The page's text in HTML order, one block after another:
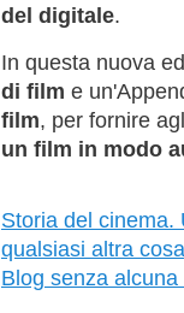
del digitale.
In questa nuova
di film e
film, per fornire
un film in modo
Storia del cinema.
qualsiasi altra
Blog senza